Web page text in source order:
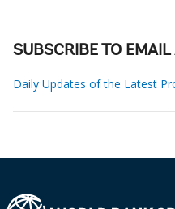
SUBSCRIBE TO EMAIL
Daily Updates of the Latest